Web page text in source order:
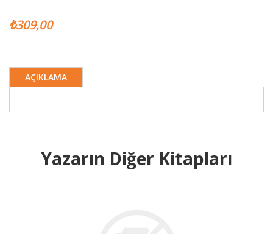
₺309,00
AÇIKLAMA
Yazarın Diğer Kitapları